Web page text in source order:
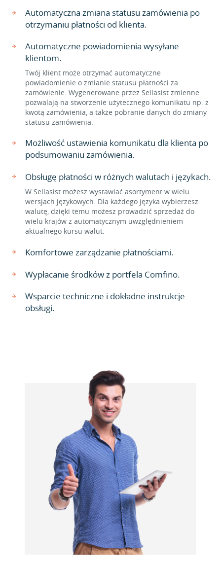
Automatyczna zmiana statusu zamówienia po
otrzymaniu płatności od klienta.
Automatyczne powiadomienia wysyłane
klientom.
Twój klient może otrzymać automatyczne
powiadomienie o zmianie statusu płatności za
zamówienie. Wygenerowane przez Sellasist zmienne
pozwalają na stworzenie użytecznego komunikatu np. z
kwotą zamówienia, a także pobranie danych do zmiany
statusu zamówienia.
Możliwość ustawienia komunikatu dla klienta po
podsumowaniu zamówienia.
Obsługę płatności w różnych walutach i językach.
W Sellasist możesz wystawiać asortyment w wielu
wersjach językowych. Dla każdego języka wybierzesz
walutę, dzięki temu możesz prowadzić sprzedaż do
wielu krajów z automatycznym uwzględnieniem
aktualnego kursu walut.
Komfortowe zarządzanie płatnościami.
Wypłacanie środków z portfela Comfino.
Wsparcie techniczne i dokładne instrukcje
obsługi.